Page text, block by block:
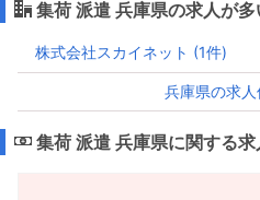
集荷 派遣 兵庫県の求人が
株式会社スカイネット (1件)
兵庫県の求
集荷 派遣 兵庫県に関する